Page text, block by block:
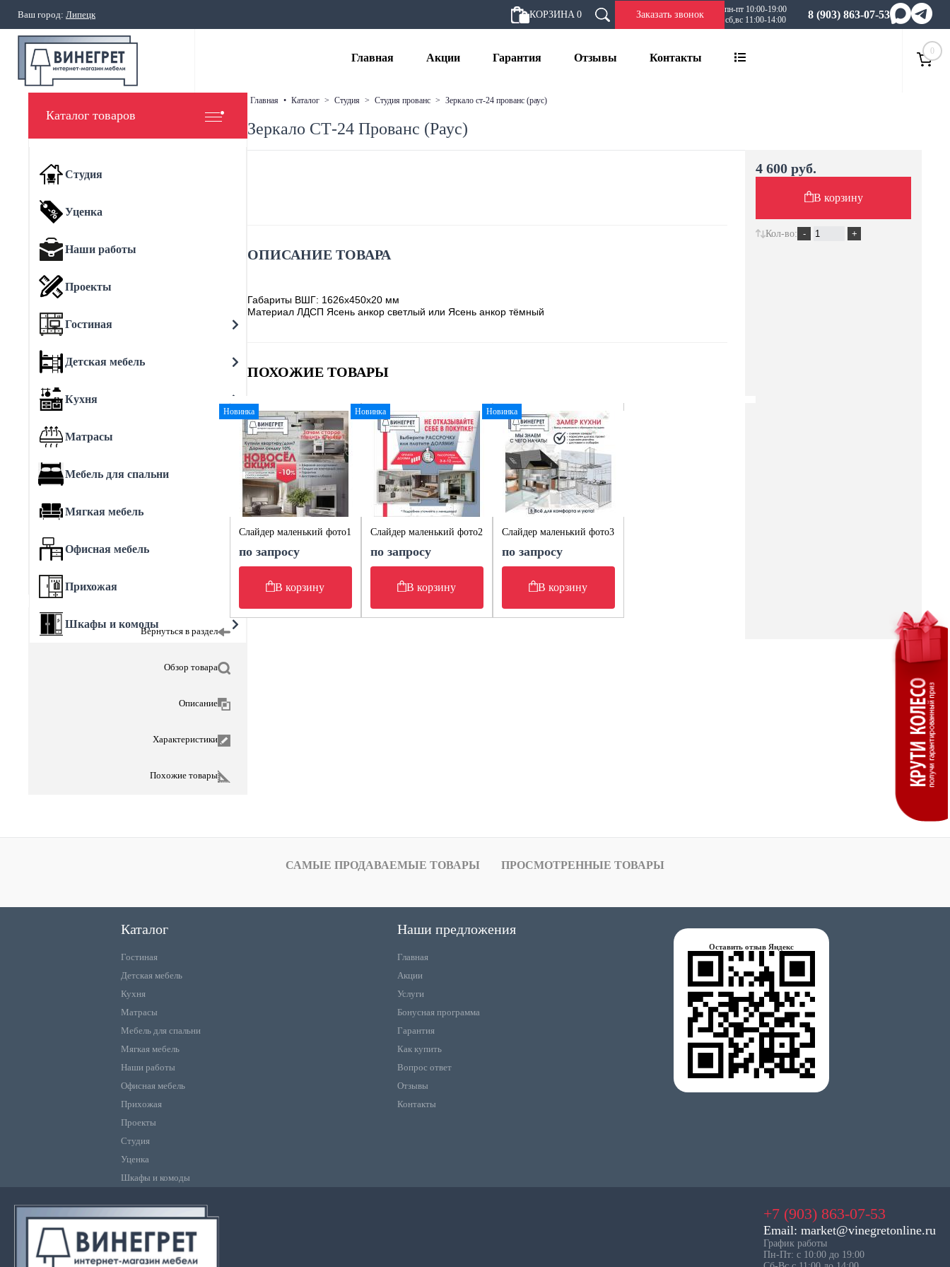
Ваш город: Липецк КОРЗИНА 0 Заказать звонок
пн-пт 10:00-19:00
сб,вс 11:00-14:00
8 (903) 863-07-53
Главная Акции Гарантия Отзывы Контакты
0
Каталог товаров
Студия
Уценка
Наши работы
Проекты
Гостиная
Детская мебель
Кухня
Матрасы
Мебель для спальни
Мягкая мебель
Офисная мебель
Прихожая
Шкафы и комоды
Вернуться в раздел
Обзор товара
Описание
Характеристики
Похожие товары
главная • каталог > студия > студия прованс > зеркало ст-24 прованс (раус)
Зеркало СТ-24 Прованс (Раус)
ОПИСАНИЕ ТОВАРА
Габариты ВШГ: 1626х450х20 мм
Материал ЛДСП Ясень анкор светлый или Ясень анкор тёмный
ПОХОЖИЕ ТОВАРЫ
Новинка
Слайдер маленький фото1
по запросу
В корзину
Новинка
Слайдер маленький фото2
по запросу
В корзину
Новинка
Слайдер маленький фото3
по запросу
В корзину
4 600 руб.
В корзину
Кол-во:
САМЫЕ ПРОДАВАЕМЫЕ ТОВАРЫ ПРОСМОТРЕННЫЕ ТОВАРЫ
Каталог
Гостиная
Детская мебель
Кухня
Матрасы
Мебель для спальни
Мягкая мебель
Наши работы
Офисная мебель
Прихожая
Проекты
Студия
Уценка
Шкафы и комоды
Наши предложения
Главная
Акции
Услуги
Бонусная программа
Гарантия
Как купить
Вопрос ответ
Отзывы
Контакты
Оставить отзыв Яндекс
+7 (903) 863-07-53
Email: market@vinegretonline.ru
График работы
Пн-Пт: с 10:00 до 19:00